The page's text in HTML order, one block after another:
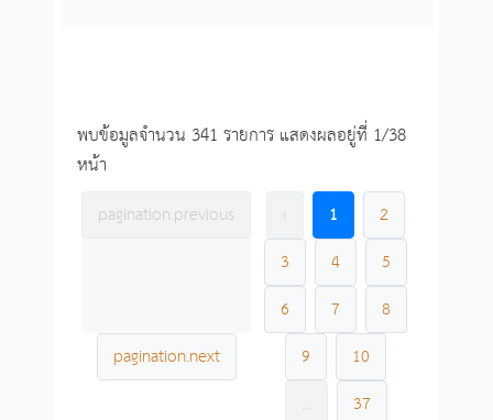
พบข้อมูลจำนวน 341 รายการ แสดงผลอยู่ที่ 1/38
หน้า
pagination.previous
pagination.next
‹ 1
2
3
4
5
6
7
8
9
10
...
37